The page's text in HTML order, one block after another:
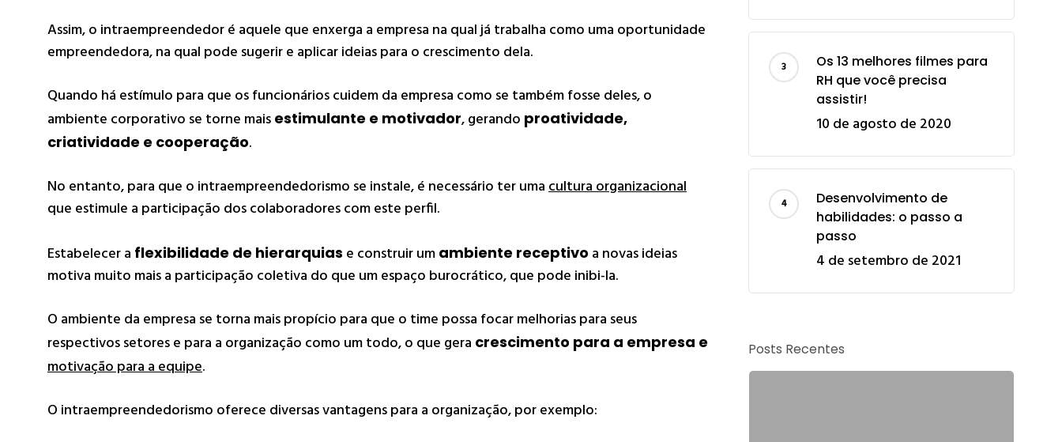
Assim, o intraempreendedor é aquele que enxerga a empresa na qual já trabalha como uma oportunidade
empreendedora, na qual pode sugerir e aplicar ideias para o crescimento dela.
Quando há estímulo para que os funcionários cuidem da empresa como se também fosse deles, o
ambiente corporativo se torne mais estimulante e motivador, gerando proatividade,
criatividade e cooperação.
No entanto, para que o intraempreendedorismo se instale, é necessário ter umacultura organizacional
que estimule a participação dos colaboradores com este perfil.
Estabelecer a flexibilidade de hierarquias e construir um ambiente receptivo a novas ideias
motiva muito mais a participação coletiva do que um espaço burocrático, que pode inibi-la.
O ambiente da empresa se torna mais propício para que o time possa focar melhorias para seus
respectivos setores e para a organização como um todo, o que gera crescimento para a empresa e
motivação para a equipe.
O intraempreendedorismo oferece diversas vantagens para a organização, por exemplo:
Os 13 melhores filmes para
RH que você precisa
assistir!
10 de agosto de 2020
Desenvolvimento de
habilidades: o passo a
passo
4 de setembro de 2021
Posts Recentes